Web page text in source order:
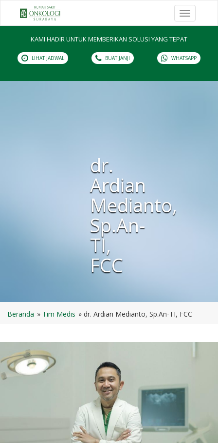
Toggle
navigation
KAMI HADIR UNTUK MEMBERIKAN SOLUSI YANG TEPAT
LIHAT JADWAL BUAT JANJI WHATSAPP
dr.
Ardian
Medianto,
Sp.An-
TI,
FCC
Beranda Tim Medis dr. Ardian Medianto, Sp.An-TI, FCC